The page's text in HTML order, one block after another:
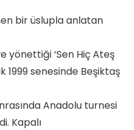
bir üslupla anlatan
yönettiği ‘Sen Hiç Ateş
1999 senesinde Beşiktaş
Anadolu turnesi
Kapalı